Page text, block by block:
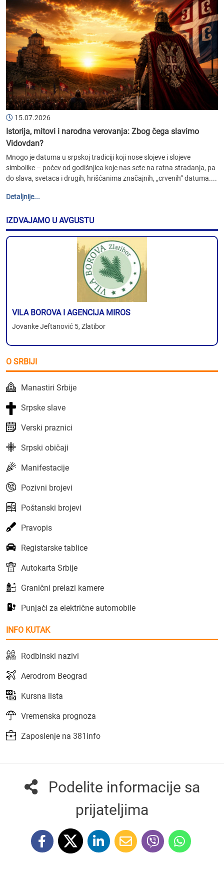
15.07.2026
Istorija, mitovi i narodna verovanja: Zbog čega slavimo
Vidovdan?
Mnogo je datuma u srpskoj tradiciji koji nose slojeve i slojeve
simbolike – počev od godišnjica koje nas sete na ratna stradanja, pa
do slava, svetaca i drugih, hrišćanima značajnih, „crvenih“ datuma....
Detaljnije...
IZDVAJAMO U AVGUSTU
VILA BOROVA I AGENCIJA MIROS
Jovanke Jeftanović 5, Zlatibor
O SRBIJI
Manastiri Srbije
Srpske slave
Verski praznici
Srpski običaji
Manifestacije
Pozivni brojevi
Poštanski brojevi
Pravopis
Registarske tablice
Autokarta Srbije
Granični prelazi kamere
Punjači za električne automobile
INFO KUTAK
Rodbinski nazivi
Aerodrom Beograd
Kursna lista
Vremenska prognoza
Zaposlenje na 381info
Podelite informacije sa
prijateljima